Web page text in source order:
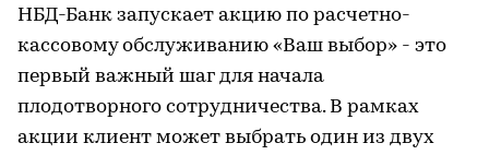
НБД-Банк запускает акцию по расчетно-
кассовому обслуживанию «Ваш выбор» - это
первый важный шаг для начала
плодотворного сотрудничества. В рамках
акции клиент может выбрать один из двух